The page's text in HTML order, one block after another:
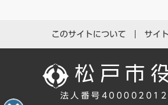
このサイトについて サイ
法人番号